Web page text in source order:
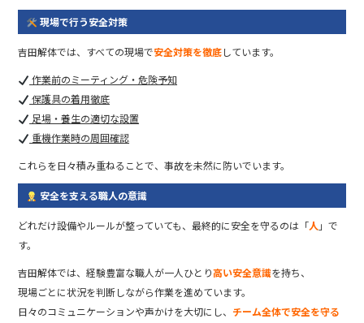
現場で行う安全対策
吉田解体では、すべての現場で安全対策を徹底しています。
作業前のミーティング・危険予知
保護具の着用徹底
足場・養生の適切な設置
重機作業時の周囲確認
これらを日々積み重ねることで、事故を未然に防いでいます。
安全を支える職人の意識
どれだけ設備やルールが整っていても、最終的に安全を守るのは「人 」で
す。
吉田解体では、経験豊富な職人が一人ひとり高い安全意識を持ち、
現場ごとに状況を判断しながら作業を進めています。
日々のコミュニケーションや声かけを大切にし、 チーム全体で安全を守る